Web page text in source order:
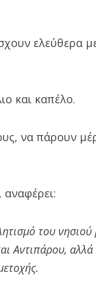
ελεύθερα
και καπέλο.
να πάρουν
του νησιού
Αντιπάρου, αλλά